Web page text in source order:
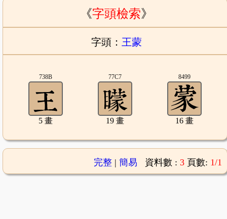
《字頭檢索》
字頭： 王蒙
738B
5 畫
77C7
19 畫
8499
16 畫
完整| 簡易 資料數 : 3 頁數: 1/1